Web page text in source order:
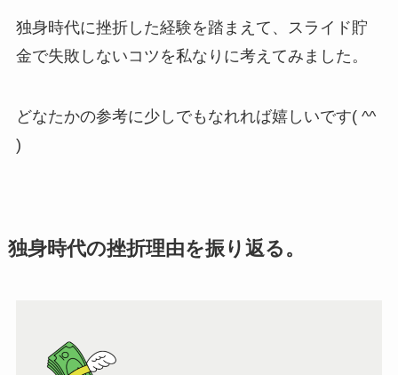
独身時代に挫折した経験を踏まえて、スライド貯
金で失敗しないコツを私なりに考えてみました。
どなたかの参考に少しでもなれれば嬉しいです( ^^
)
独身時代の挫折理由を振り返る。